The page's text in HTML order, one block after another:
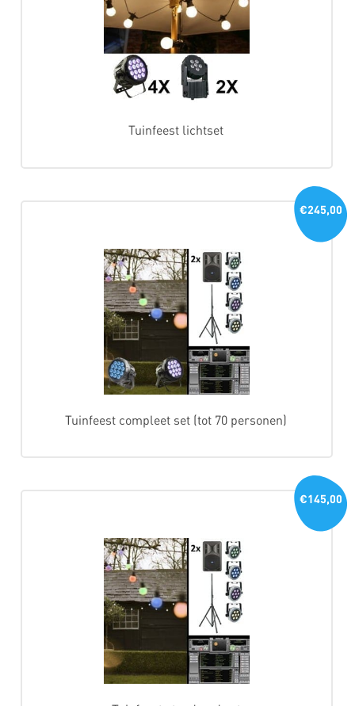
Tuinfeest lichtset
Tuinfeest compleet set (tot 70 personen)
€245,00
€145,00